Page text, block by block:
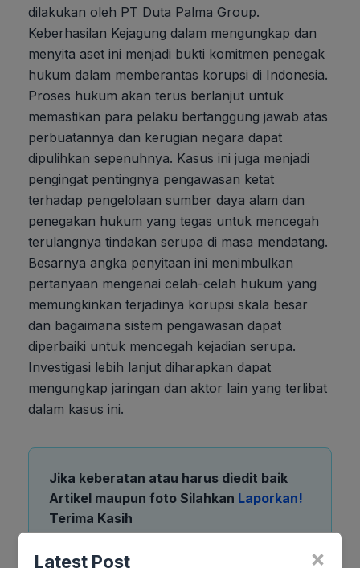
dilakukan oleh PT Duta Palma Group.
Keberhasilan Kejagung dalam mengungkap dan
menyita aset ini menjadi bukti komitmen penegak
hukum dalam memberantas korupsi di Indonesia.
Proses hukum akan terus berlanjut untuk
memastikan para pelaku bertanggung jawab atas
perbuatannya dan kerugian negara dapat
dipulihkan sepenuhnya. Kasus ini juga menjadi
pengingat pentingnya pengawasan ketat
terhadap pengelolaan sumber daya alam dan
penegakan hukum yang tegas untuk mencegah
terulangnya tindakan serupa di masa mendatang.
Besarnya angka penyitaan ini menimbulkan
pertanyaan mengenai celah-celah hukum yang
memungkinkan terjadinya korupsi skala besar
dan bagaimana sistem pengawasan dapat
diperbaiki untuk mencegah kejadian serupa.
Investigasi lebih lanjut diharapkan dapat
mengungkap jaringan dan aktor lain yang terlibat
dalam kasus ini.
Jika keberatan atau harus diedit baik
Artikel maupun foto Silahkan Laporkan!
Terima Kasih
×
Latest Post